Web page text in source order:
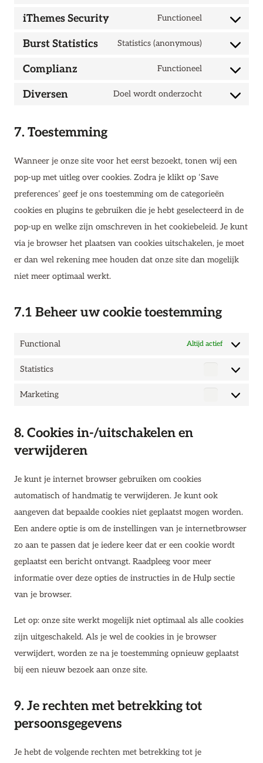
wordpress
iThemes Security Functioneel
Consent
ithemes-
security
Burst Statistics Statistics (anonymous)
Consent
Complianz Functioneel
Consent
Diversen Doel wordt onderzocht
Consent
7. Toestemming
Wanneer je onze site voor het eerst bezoekt, tonen wij een
pop-up met uitleg over cookies. Zodra je klikt op ‘Save
preferences’ geef je ons toestemming om de categorieën
cookies en plugins te gebruiken die je hebt geselecteerd in de
pop-up en welke zijn omschreven in het cookiebeleid. Je kunt
via je browser het plaatsen van cookies uitschakelen, je moet
er dan wel rekening mee houden dat onze site dan mogelijk
niet meer optimaal werkt.
7.1 Beheer uw cookie toestemming
Functional Altijd actief
Statistics
Marketing
8. Cookies in-/uitschakelen en
verwijderen
Je kunt je internet browser gebruiken om cookies
automatisch of handmatig te verwijderen. Je kunt ook
aangeven dat bepaalde cookies niet geplaatst mogen worden.
Een andere optie is om de instellingen van je internetbrowser
zo aan te passen dat je iedere keer dat er een cookie wordt
geplaatst een bericht ontvangt. Raadpleeg voor meer
informatie over deze opties de instructies in de Hulp sectie
van je browser.
Let op: onze site werkt mogelijk niet optimaal als alle cookies
zijn uitgeschakeld. Als je wel de cookies in je browser
verwijdert, worden ze na je toestemming opnieuw geplaatst
bij een nieuw bezoek aan onze site.
9. Je rechten met betrekking tot
persoonsgegevens
Je hebt de volgende rechten met betrekking tot je